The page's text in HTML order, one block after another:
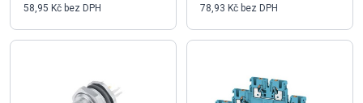
58,95 Kč bez DPH 78,93 Kč bez DPH